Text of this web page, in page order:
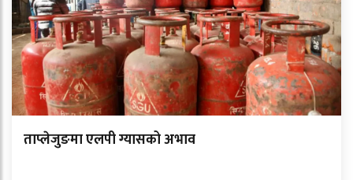
ताप्लेजुङमा एलपी ग्यासको अभाव